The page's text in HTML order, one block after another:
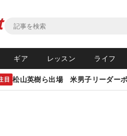
ギア レッスン ライフ
目 松山英樹ら出場 米男子リーダー